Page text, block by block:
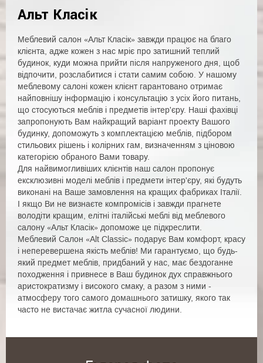
Альт Класік
Меблевий салон «Альт Класік» завжди працює на благо
клієнта, адже кожен з нас мріє про затишний теплий
будинок, куди можна прийти після напруженого дня, щоб
відпочити, розслабитися і стати самим собою. У нашому
меблевому салоні кожен клієнт гарантовано отримає
найповнішу інформацію і консультацію з усіх його питань,
що стосуються меблів і предметів інтер'єру. Наші фахівці
запропонують Вам найкращий варіант проекту Вашого
будинку, допоможуть з комплектацією меблів, підбором
стильових рішень і колірних гам, визначенням з ціновою
категорією обраного Вами товару.
Для найвимогливіших клієнтів наш салон пропонує
ексклюзивні моделі меблів і предмети інтер'єру, які будуть
виконані на Ваше замовлення на кращих фабриках Італії.
І якщо Ви не визнаєте компромісів і завжди прагнете
володіти кращим, елітні італійські меблі від меблевого
салону «Альт Класік» допоможе це підкреслити.
Меблевий Салон «Alt Classic» подарує Вам комфорт, красу
і неперевершена якість меблів! Ми гарантуємо, що будь-
який предмет меблів, придбаний у нас, має бездоганне
походження і привнесе в Ваш будинок дух справжнього
аристократизму і високого смаку, а разом з ними -
атмосферу того самого домашнього затишку, якого так
часто не вистачає житла сучасної людини.